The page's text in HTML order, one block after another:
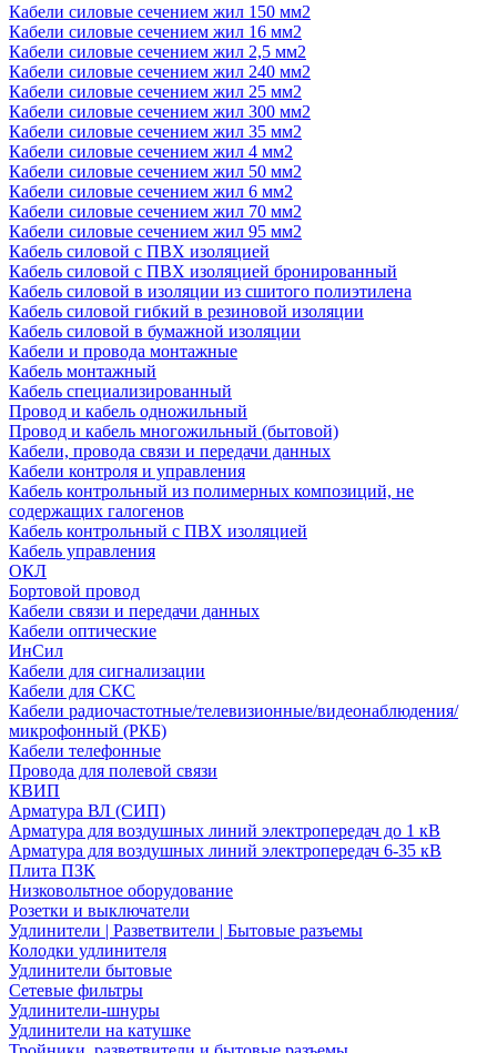
Кабели силовые сечением жил 150 мм2
Кабели силовые сечением жил 16 мм2
Кабели силовые сечением жил 2,5 мм2
Кабели силовые сечением жил 240 мм2
Кабели силовые сечением жил 25 мм2
Кабели силовые сечением жил 300 мм2
Кабели силовые сечением жил 35 мм2
Кабели силовые сечением жил 4 мм2
Кабели силовые сечением жил 50 мм2
Кабели силовые сечением жил 6 мм2
Кабели силовые сечением жил 70 мм2
Кабели силовые сечением жил 95 мм2
Кабель силовой с ПВХ изоляцией
Кабель силовой с ПВХ изоляцией бронированный
Кабель силовой в изоляции из сшитого полиэтилена
Кабель силовой гибкий в резиновой изоляции
Кабель силовой в бумажной изоляции
Кабели и провода монтажные
Кабель монтажный
Кабель специализированный
Провод и кабель одножильный
Провод и кабель многожильный (бытовой)
Кабели, провода связи и передачи данных
Кабели контроля и управления
Кабель контрольный из полимерных композиций, не
содержащих галогенов
Кабель контрольный с ПВХ изоляцией
Кабель управления
ОКЛ
Бортовой провод
Кабели связи и передачи данных
Кабели оптические
ИнСил
Кабели для сигнализации
Кабели для СКС
Кабели радиочастотные/телевизионные/видеонаблюдения/
микрофонный (РКБ)
Кабели телефонные
Провода для полевой связи
КВИП
Арматура ВЛ (СИП)
Арматура для воздушных линий электропередач до 1 кВ
Арматура для воздушных линий электропередач 6-35 кВ
Плита ПЗК
Низковольтное оборудование
Розетки и выключатели
Удлинители | Разветвители | Бытовые разъемы
Колодки удлинителя
Удлинители бытовые
Сетевые фильтры
Удлинители-шнуры
Удлинители на катушке